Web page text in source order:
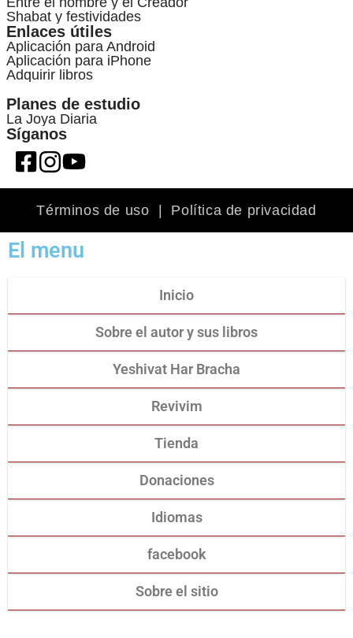
Shabat y festividades
Enlaces útiles
Aplicación para Android
Aplicación para iPhone
Adquirir libros
Planes de estudio
La Joya Diaria
Síganos
Términos de uso Política de privacidad
El menu
Inicio
Sobre el autor y sus libros
Yeshivat Har Bracha
Revivim
Tienda
Donaciones
Idiomas
facebook
Sobre el sitio